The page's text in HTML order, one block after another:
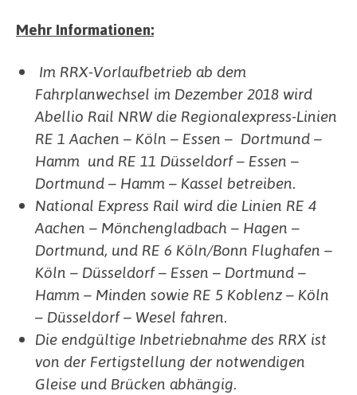
Mehr Informationen:
Im RRX-Vorlaufbetrieb ab dem
Fahrplanwechsel im Dezember 2018 wird
Abellio Rail NRW die Regionalexpress-Linien
RE 1 Aachen – Köln – Essen – Dortmund –
Hamm und RE 11 Düsseldorf – Essen –
Dortmund – Hamm – Kassel betreiben.
National Express Rail wird die Linien RE 4
Aachen – Mönchengladbach – Hagen –
Dortmund, und RE 6 Köln/Bonn Flughafen –
Köln – Düsseldorf – Essen – Dortmund –
Hamm – Minden sowie RE 5 Koblenz – Köln
– Düsseldorf – Wesel fahren.
Die endgültige Inbetriebnahme des RRX ist
von der Fertigstellung der notwendigen
Gleise und Brücken abhängig.